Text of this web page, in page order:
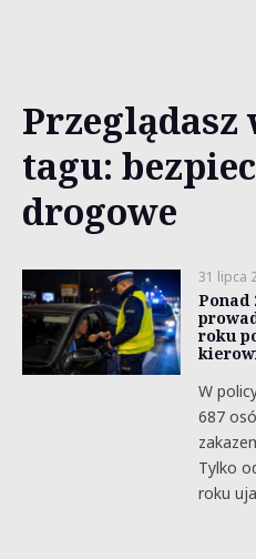
Przeglądasz
tagu:
drogowe
31 lipca
Ponad
roku
W
687
Tylko
roku